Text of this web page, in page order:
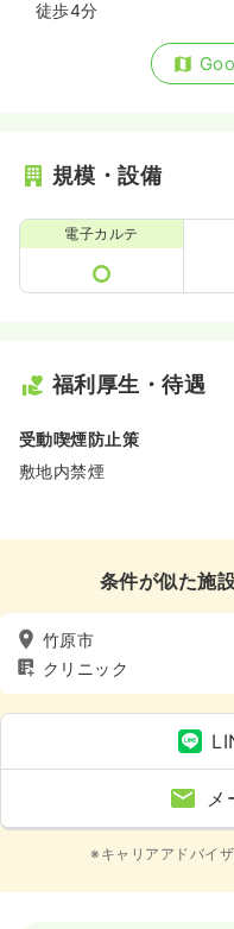
徒歩4分
規模・設備
電子カルテ
福利厚生・待遇
受動喫煙防止策
敷地内禁煙
条件が似た施
竹原市
クリニック
メ
※キャリアアドバイ